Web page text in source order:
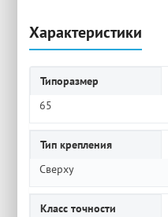
Характеристики
Типоразмер
65
Тип крепления
Сверху
Класс точности